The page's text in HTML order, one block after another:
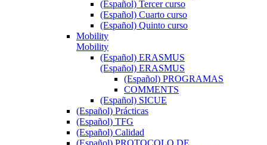
(Español) Tercer curso
(Español) Cuarto curso
(Español) Quinto curso
Mobility
Mobility
(Español) ERASMUS
(Español) ERASMUS
(Español) PROGRAMAS
COMMENTS
(Español) SICUE
(Español) Prácticas
(Español) TFG
(Español) Calidad
(Español) PROTOCOLO DE